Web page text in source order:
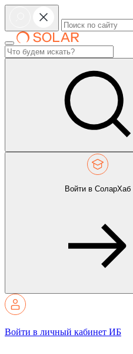
Войти в СоларХаб
Войти в личный кабинет ИБ